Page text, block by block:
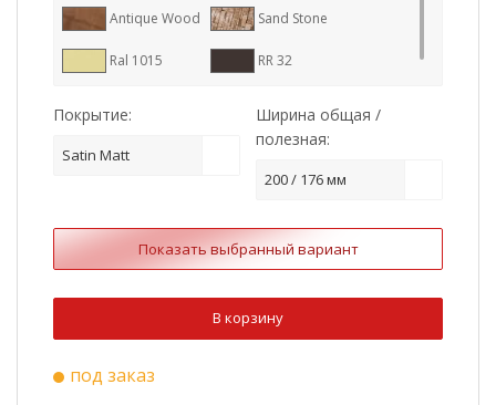
Antique Wood Sand Stone
Ral 1015 RR 32
Покрытие:
Satin Matt
Ширина общая /
полезная:
200 / 176 мм
Показать выбранный вариант
В корзину
под заказ